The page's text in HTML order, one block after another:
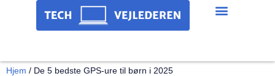
Hjem / De 5 bedste GPS-ure til børn i 2025